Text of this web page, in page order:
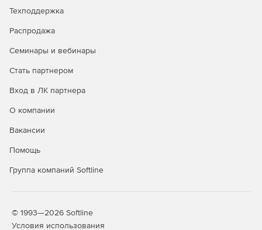
Мастер настройки для быстрого начала работы.
Одна лицензия ИТ-администратора для
серверов и рабочих станций.
испанском, итальянском, немецком и французском.
Техподдержка
Распродажа
Семинары и вебинары
Стать партнером
Вход в ЛК партнера
О компании
Вакансии
Помощь
Группа компаний Softline
© 1993—2026 Softline
Условия использования